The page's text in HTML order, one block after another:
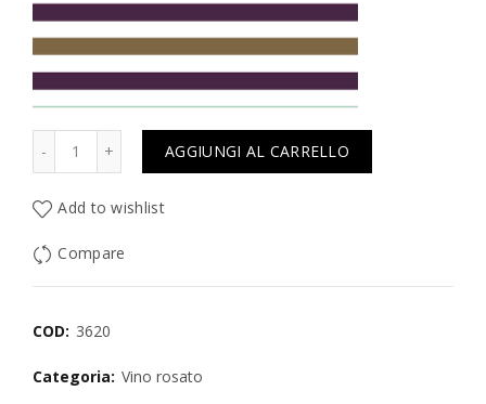
AGGIUNGI AL CARRELLO
Add to wishlist
Compare
COD: 3620
Categoria: Vino rosato